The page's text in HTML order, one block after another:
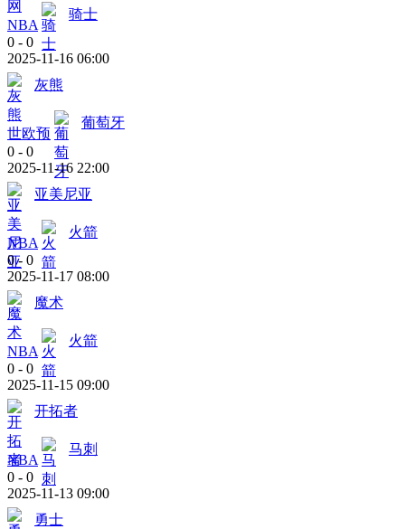
NBA
骑士
0 - 0
2025-11-16 06:00
灰熊
世欧预
葡萄牙
0 - 0
2025-11-16 22:00
亚美尼亚
NBA
火箭
0 - 0
2025-11-17 08:00
魔术
NBA
火箭
0 - 0
2025-11-15 09:00
开拓者
NBA
马刺
0 - 0
2025-11-13 09:00
勇士